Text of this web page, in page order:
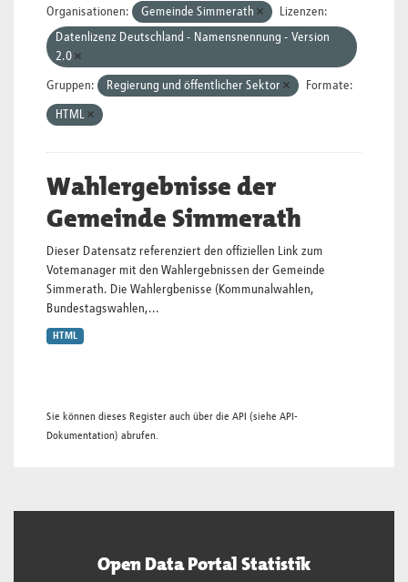
Organisationen: Gemeinde Simmerath
Lizenzen:
Datenlizenz Deutschland - Namensnennung - Version
2.0
Gruppen: Regierung und öffentlicher Sektor Formate:
HTML
Wahlergebnisse der
Gemeinde Simmerath
Dieser Datensatz referenziert den offiziellen Link zum
Votemanager mit den Wahlergebnissen der Gemeinde
Simmerath. Die Wahlergbenisse (Kommunalwahlen,
Bundestagswahlen,...
HTML
Sie können dieses Register auch über die API (siehe API-
Dokumentation) abrufen.
Open Data Portal Statistik